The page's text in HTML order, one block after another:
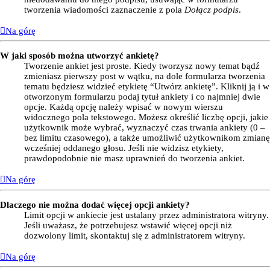
tworzenia wiadomości zaznaczenie z pola Dołącz podpis.
Na górę
W jaki sposób można utworzyć ankietę?
Tworzenie ankiet jest proste. Kiedy tworzysz nowy temat bądź
zmieniasz pierwszy post w wątku, na dole formularza tworzenia
tematu będziesz widzieć etykietę “Utwórz ankietę”. Kliknij ją i w
otworzonym formularzu podaj tytuł ankiety i co najmniej dwie
opcje. Każdą opcję należy wpisać w nowym wierszu
widocznego pola tekstowego. Możesz określić liczbę opcji, jakie
użytkownik może wybrać, wyznaczyć czas trwania ankiety (0 –
bez limitu czasowego), a także umożliwić użytkownikom zmianę
wcześniej oddanego głosu. Jeśli nie widzisz etykiety,
prawdopodobnie nie masz uprawnień do tworzenia ankiet.
Na górę
Dlaczego nie można dodać więcej opcji ankiety?
Limit opcji w ankiecie jest ustalany przez administratora witryny.
Jeśli uważasz, że potrzebujesz wstawić więcej opcji niż
dozwolony limit, skontaktuj się z administratorem witryny.
Na górę